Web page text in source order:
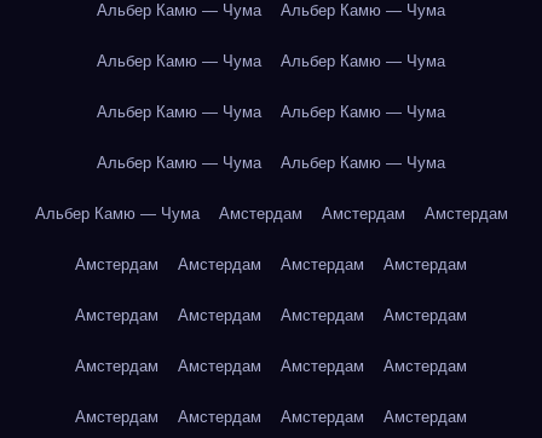
Альбер Камю — Чума Альбер Камю — Чума
Альбер Камю — Чума Альбер Камю — Чума
Альбер Камю — Чума Альбер Камю — Чума
Альбер Камю — Чума Альбер Камю — Чума
Альбер Камю — Чума Амстердам Амстердам Амстердам
Амстердам Амстердам Амстердам Амстердам
Амстердам Амстердам Амстердам Амстердам
Амстердам Амстердам Амстердам Амстердам
Амстердам Амстердам Амстердам Амстердам